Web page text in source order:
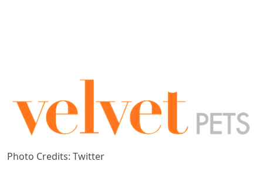
Photo Credits: Twitter